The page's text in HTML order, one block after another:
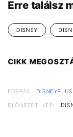
Erre találsz
DISNEY
CIKK
FORRÁS
ELŐNÉZETI KÉP: